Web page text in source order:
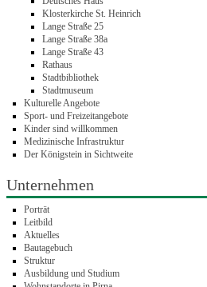
Klosterkirche St. Heinrich
Lange Straße 25
Lange Straße 38a
Lange Straße 43
Rathaus
Stadtbibliothek
Stadtmuseum
Kulturelle Angebote
Sport- und Freizeitangebote
Kinder sind willkommen
Medizinische Infrastruktur
Der Königstein in Sichtweite
Unternehmen
Porträt
Leitbild
Aktuelles
Bautagebuch
Struktur
Ausbildung und Studium